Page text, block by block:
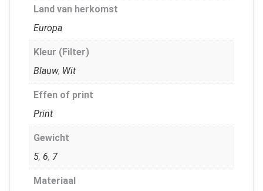
Land van herkomst
Europa
Kleur (Filter)
Blauw, Wit
Effen of print
Print
Gewicht
5, 6, 7
Materiaal